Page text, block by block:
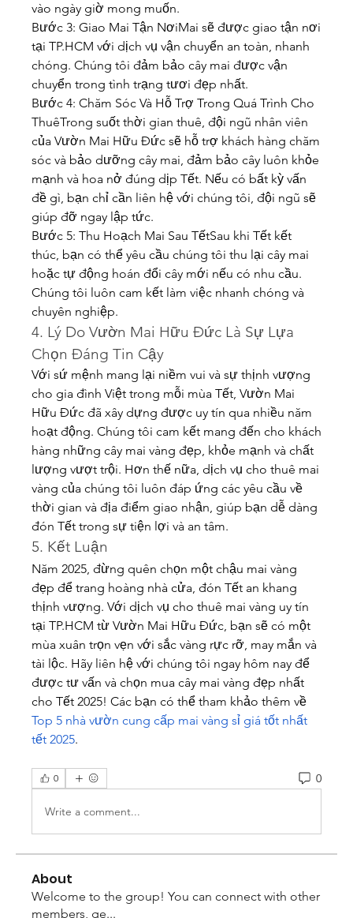
vào ngày giờ mong muốn.
Bước 3: Giao Mai Tận NơiMai sẽ được giao tận nơi
tại TP.HCM với dịch vụ vận chuyển an toàn, nhanh
chóng. Chúng tôi đảm bảo cây mai được vận
chuyển trong tình trạng tươi đẹp nhất.
Bước 4: Chăm Sóc Và Hỗ Trợ Trong Quá Trình Cho
ThuêTrong suốt thời gian thuê, đội ngũ nhân viên
của Vườn Mai Hữu Đức sẽ hỗ trợ khách hàng chăm
sóc và bảo dưỡng cây mai, đảm bảo cây luôn khỏe
mạnh và hoa nở đúng dịp Tết. Nếu có bất kỳ vấn
đề gì, bạn chỉ cần liên hệ với chúng tôi, đội ngũ sẽ
giúp đỡ ngay lập tức.
Bước 5: Thu Hoạch Mai Sau TếtSau khi Tết kết
thúc, bạn có thể yêu cầu chúng tôi thu lại cây mai
hoặc tự động hoán đổi cây mới nếu có nhu cầu.
Chúng tôi luôn cam kết làm việc nhanh chóng và
chuyên nghiệp.
4. Lý Do Vườn Mai Hữu Đức Là Sự Lựa
Chọn Đáng Tin Cậy
Với sứ mệnh mang lại niềm vui và sự thịnh vượng
cho gia đình Việt trong mỗi mùa Tết, Vườn Mai
Hữu Đức đã xây dựng được uy tín qua nhiều năm
hoạt động. Chúng tôi cam kết mang đến cho khách
hàng những cây mai vàng đẹp, khỏe mạnh và chất
lượng vượt trội. Hơn thế nữa, dịch vụ cho thuê mai
vàng của chúng tôi luôn đáp ứng các yêu cầu về
thời gian và địa điểm giao nhận, giúp bạn dễ dàng
đón Tết trong sự tiện lợi và an tâm.
5. Kết Luận
Năm 2025, đừng quên chọn một chậu mai vàng
đẹp để trang hoàng nhà cửa, đón Tết an khang
thịnh vượng. Với dịch vụ cho thuê mai vàng uy tín
tại TP.HCM từ Vườn Mai Hữu Đức, bạn sẽ có một
mùa xuân trọn vẹn với sắc vàng rực rỡ, may mắn và
tài lộc. Hãy liên hệ với chúng tôi ngay hôm nay để
được tư vấn và chọn mua cây mai vàng đẹp nhất
Top 5 nhà vườn cung cấp mai vàng sỉ giá tốt nhất
tết 2025.
0 0
Write a comment...
About
Welcome to the group! You can connect with other
members, ge...